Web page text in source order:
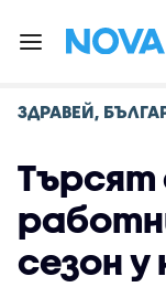
ЗДРАВЕЙ,
Търсят
сезон у